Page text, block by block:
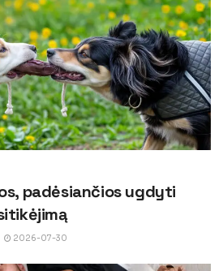
padėsiančios ugdyti
2026-07-30